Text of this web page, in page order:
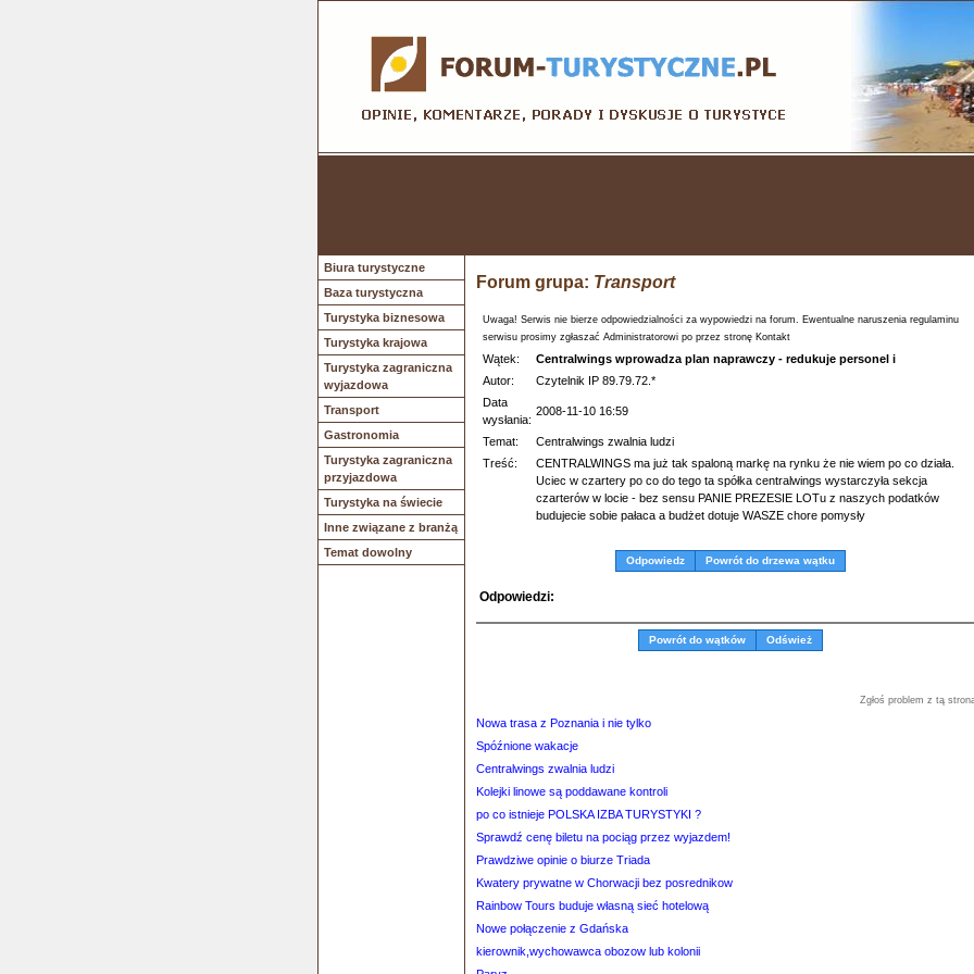
Biura turystyczne
Baza turystyczna
Turystyka biznesowa
Turystyka krajowa
Turystyka zagraniczna
wyjazdowa
Transport
Gastronomia
Turystyka zagraniczna
przyjazdowa
Turystyka na świecie
Inne związane z branżą
Temat dowolny
Forum grupa: Transport
Uwaga! Serwis nie bierze odpowiedzialności za wypowiedzi na forum. Ewentualne naruszenia regulaminu
serwisu prosimy zgłaszać Administratorowi po przez stronę Kontakt
Wątek:
Centralwings wprowadza plan naprawczy - redukuje personel i
Autor:
Czytelnik IP 89.79.72.*
Data
wysłania:
2008-11-10 16:59
Temat:
Centralwings zwalnia ludzi
Treść:
CENTRALWINGS ma już tak spaloną markę na rynku że nie wiem po co działa.
Uciec w czartery po co do tego ta spółka centralwings wystarczyła sekcja
czarterów w locie - bez sensu PANIE PREZESIE LOTu z naszych podatków
budujecie sobie pałaca a budżet dotuje WASZE chore pomysły
Odpowiedz Powrót do drzewa wątku
Odpowiedzi:
Powrót do wątków Odśwież
Zgłoś problem z tą
Nowa trasa z Poznania i nie tylko
Spóźnione wakacje
Centralwings zwalnia ludzi
Kolejki linowe są poddawane kontroli
po co istnieje POLSKA IZBA TURYSTYKI ?
Sprawdź cenę biletu na pociąg przez wyjazdem!
Prawdziwe opinie o biurze Triada
Kwatery prywatne w Chorwacji bez posrednikow
Rainbow Tours buduje własną sieć hotelową
Nowe połączenie z Gdańska
kierownik,wychowawca obozow lub kolonii